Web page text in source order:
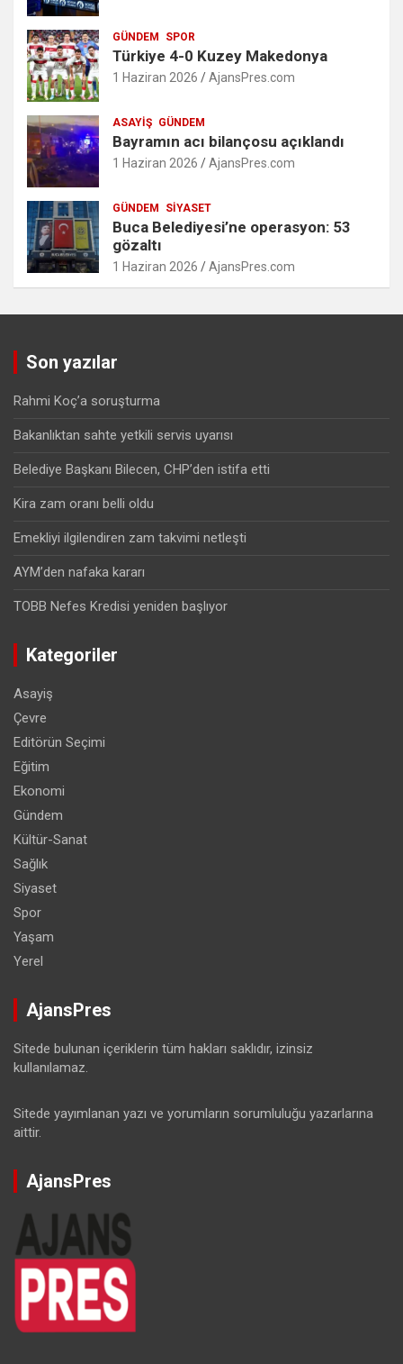
GÜNDEM SPOR
Türkiye 4-0 Kuzey Makedonya
1 Haziran 2026 AjansPres.com
ASAYIŞ GÜNDEM
Bayramın acı bilançosu açıklandı
1 Haziran 2026 AjansPres.com
GÜNDEM SIYASET
Buca Belediyesi’ne operasyon: 53
gözaltı
1 Haziran 2026 AjansPres.com
Son yazılar
Rahmi Koç’a soruşturma
Bakanlıktan sahte yetkili servis uyarısı
Belediye Başkanı Bilecen, CHP’den istifa etti
Kira zam oranı belli oldu
Emekliyi ilgilendiren zam takvimi netleşti
AYM’den nafaka kararı
TOBB Nefes Kredisi yeniden başlıyor
Kategoriler
Asayiş
Çevre
Editörün Seçimi
Eğitim
Ekonomi
Gündem
Kültür-Sanat
Sağlık
Siyaset
Spor
Yaşam
Yerel
AjansPres
Sitede bulunan içeriklerin tüm hakları saklıdır, izinsiz
kullanılamaz.
Sitede yayımlanan yazı ve yorumların sorumluluğu yazarlarına
aittir.
AjansPres